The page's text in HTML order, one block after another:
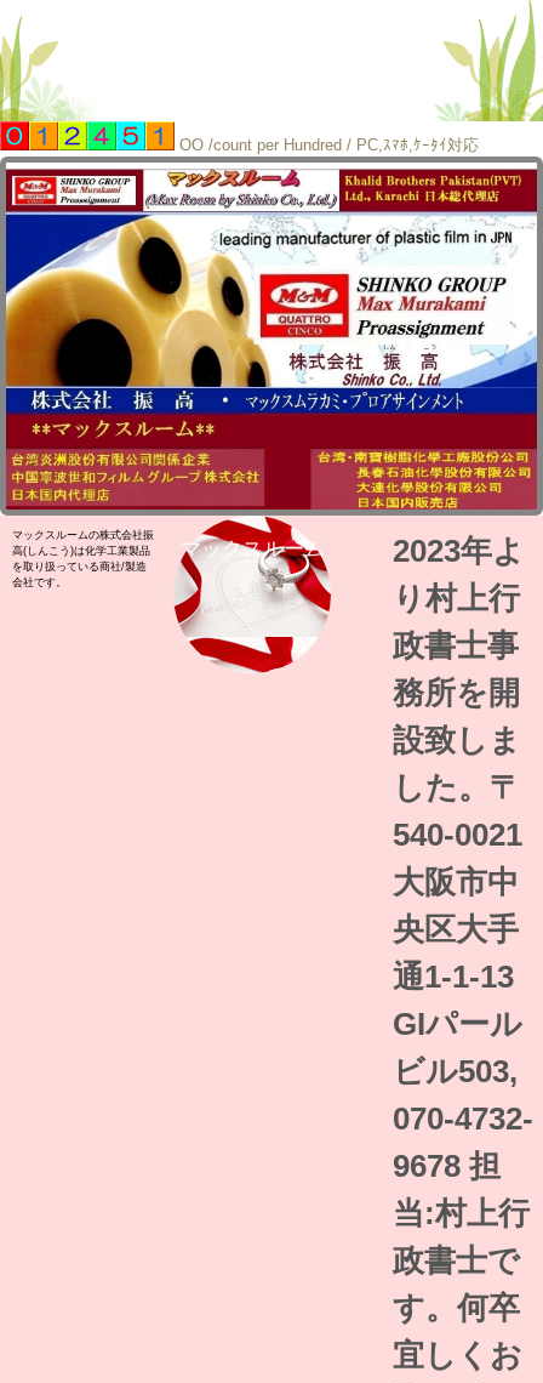
OO /count per Hundred / PC,ｽﾏﾎ,ｹｰﾀｲ対応
マックスルーム
マックスルームの株式会社振
高(しんこう)は化学工業製品
を取り扱っている商社/製造
会社です。
2023年よ
り村上行
政書士事
務所を開
設致しま
した。〒
540-0021
大阪市中
央区大手
通1-1-13
GIパール
ビル503,
070-4732-
9678 担
当:村上行
政書士で
す。何卒
宜しくお